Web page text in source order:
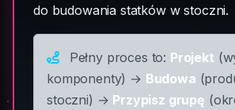
do budowania statków w stoczni.
Pełny proces to: Projekt
komponenty) → Budowa
stoczni) → Przypisz grupę